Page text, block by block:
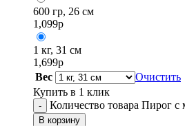
600 гр, 26 см
1,099р
1 кг, 31 см
1,699р
Вес
Очистить
Купить в 1 клик
- Количество товара Пирог с
В корзину